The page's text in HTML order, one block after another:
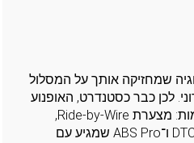
שמחזיקה אותך על המסלול
לכן כבר כסטנדרט, האופנוע
מגיע עם טכנולוגיות מתקדמות: מצערת Ride-by-Wire,
מצבי רכיבה, בקרת אחיזה DTC ו־ABS Pro שמגיע עם